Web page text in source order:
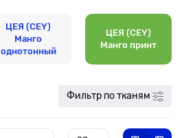
ЦЕЯ (CEY)
Манго
однотонный
ЦЕЯ (CEY)
Манго принт
Фильтр по тканям